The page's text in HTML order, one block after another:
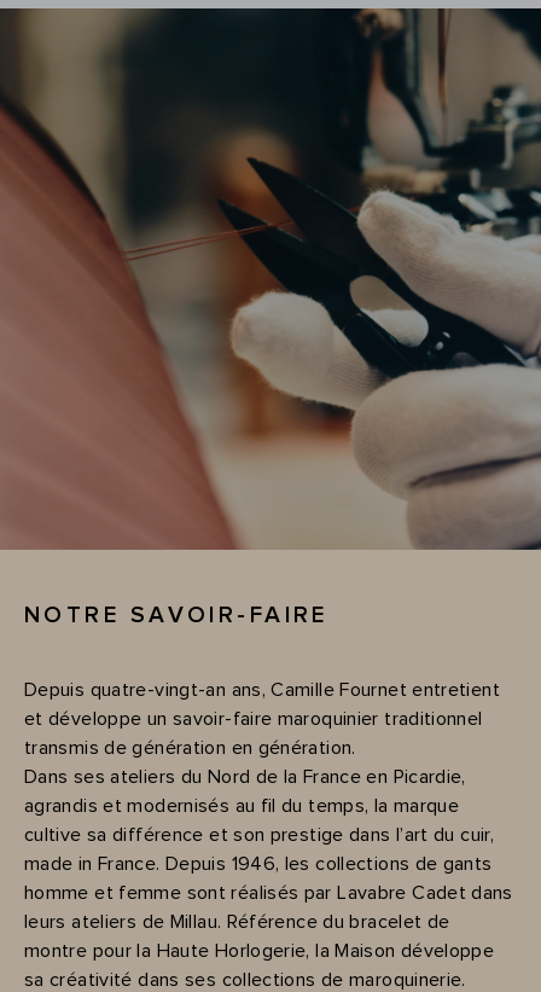
NOTRE SAVOIR-FAIRE
Depuis quatre-vingt-an ans, Camille Fournet entretient
et développe un savoir-faire maroquinier traditionnel
transmis de génération en génération.
Dans ses ateliers du Nord de la France en Picardie,
agrandis et modernisés au fil du temps, la marque
cultive sa différence et son prestige dans l’art du cuir,
made in France. Depuis 1946, les collections de gants
homme et femme sont réalisés par Lavabre Cadet dans
leurs ateliers de Millau. Référence du bracelet de
montre pour la Haute Horlogerie, la Maison développe
sa créativité dans ses collections de maroquinerie.